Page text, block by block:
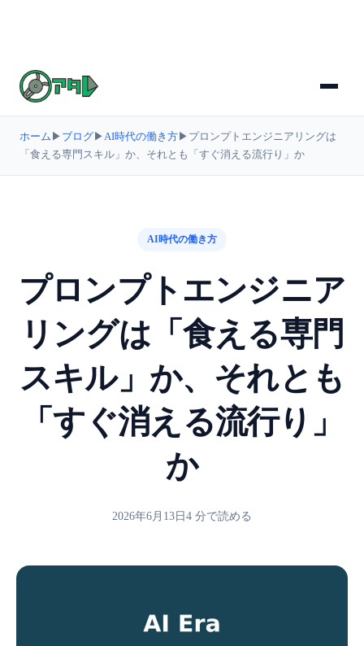
ホーム ▶ ブログ▶AI時代の働き方▶ プロンプトエンジニアリングは
「食える専門スキル」か、それとも「すぐ消える流行り」か
AI時代の働き方
プロンプトエンジニア
リングは「食える専門
スキル」か、それとも
「すぐ消える流行り」
か
2026年6月13日 4 分で読める